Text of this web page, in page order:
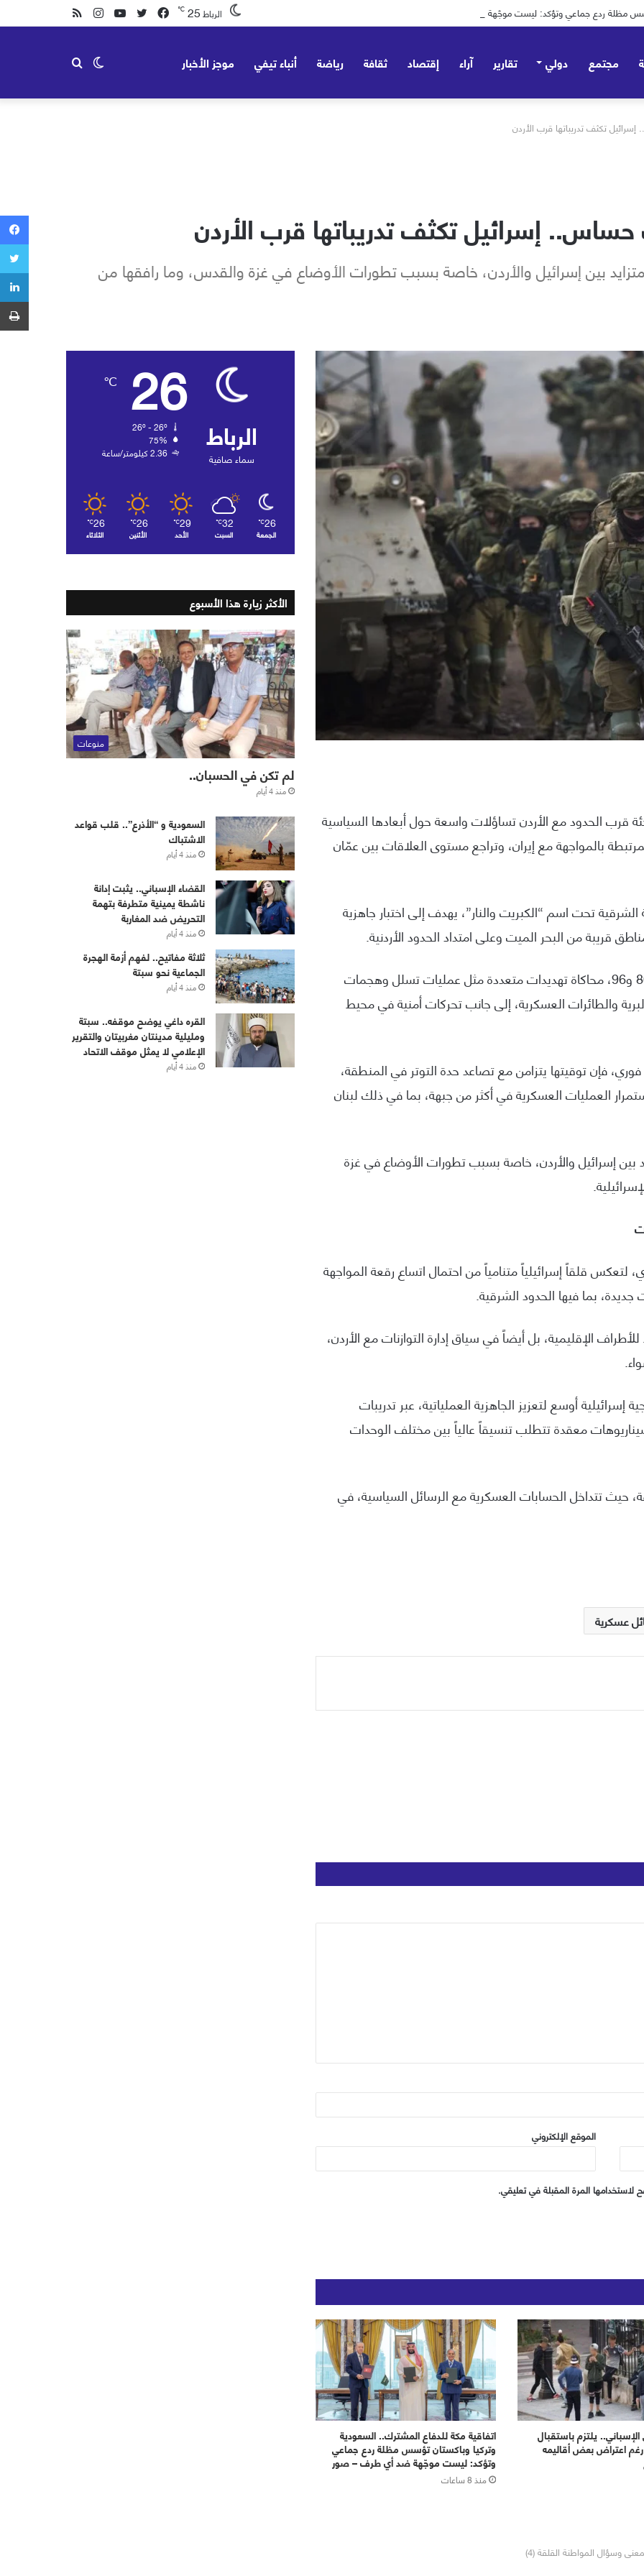
تؤسس مظلة ردع جماعي وتؤكد: ليست موجّهة ضد أي طرف – صور
RSS
انستقرام يوتيوب تويتر
فيسبوك الرباط25
℃
مجتمع دولي تقارير آراء إقتصاد ثقافة رياضة أنباء تيفي موجز الأخبار الوضع
تكثف تدريباتها قرب الأردن
إسرائيل تكثف تدريباتها قرب الأردن
بين إسرائيل والأردن، خاصة بسبب تطورات الأوضاع في غزة والقدس، وما رافقها من
قرب الحدود مع الأردن تساؤلات واسعة حول أبعادها السياسية
بالمواجهة مع إيران، وتراجع مستوى العلاقات بين عمّان
تحت اسم “الكبريت والنار”، يهدف إلى اختبار جاهزية
قريبة من البحر الميت وعلى امتداد الحدود الأردنية.
وتشمل التدريبات، التي تنفذ ضمن نطاق الفرقتين 80 و96، محاكاة تهديدات متعددة مثل عمليات تسلل وهجمات
والطائرات العسكرية، إلى جانب تحركات أمنية في محيط
فإن توقيتها يتزامن مع تصاعد حدة التوتر في المنطقة،
العمليات العسكرية في أكثر من جبهة، بما في ذلك لبنان
إسرائيل والأردن، خاصة بسبب تطورات الأوضاع في غزة
لتعكس قلقاً إسرائيلياً متنامياً من احتمال اتساع رقعة المواجهة
بما فيها الحدود الشرقية.
الإقليمية، بل أيضاً في سياق إدارة التوازنات مع الأردن،
أوسع لتعزيز الجاهزية العملياتية، عبر تدريبات
معقدة تتطلب تنسيقاً عالياً بين مختلف الوحدات
حيث تتداخل الحسابات العسكرية مع الرسائل السياسية، في
عسكرية
الموقع الإلكتروني
لاستخدامها المرة المقبلة في تعليقي.
يلتزم باستقبال
اعتراض بعض أقاليمه
اتفاقية مكة للدفاع المشترك.. السعودية
وتركيا وباكستان تؤسس مظلة ردع جماعي
وتؤكد: ليست موجّهة ضد أي طرف – صور
منذ 8 ساعات
الرباط
سماء صافية
26
℃
75%
2.36 كيلومتر/ساعة
26
℃
الجمعة
32
℃
السبت
29
℃
الأحد
26
℃
الأثنين
26
℃
الثلاثاء
الأكثر زيارة هذا الأسبوع
منوعات
لم تكن في الحسبان..
منذ 4 أيام
‏⁧‫السعودية‬⁩ و “الأذرع”.. قلب قواعد
الاشتباك
منذ 4 أيام
القضاء الإسباني.. يثبت إدانة
ناشطة يمينية متطرفة بتهمة
التحريض ضد المغاربة
منذ 4 أيام
ثلاثة مفاتيح.. لفهم أزمة الهجرة
الجماعية نحو سبتة
منذ 4 أيام
القره داغي يوضح موقفه.. سبتة
ومليلية مدينتان مغربيتان والتقرير
الإعلامي لا يمثل موقف الاتحاد
منذ 4 أيام